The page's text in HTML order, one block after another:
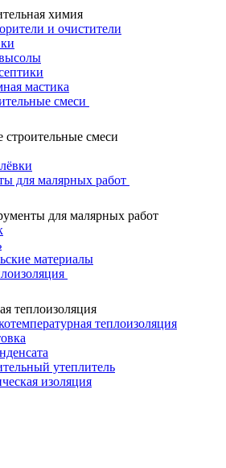
химия
и очистители
мастика
смеси
строительные смеси
для малярных работ
для малярных работ
материалы
теплоизоляция
теплоизоляция
утеплитель
изоляция